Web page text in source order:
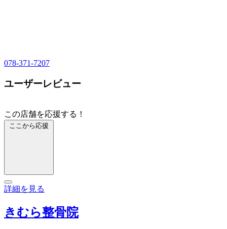
078-371-7207
ユーザーレビュー
この店舗を応援する！
ここから応援
詳細を見る
きむら整骨院